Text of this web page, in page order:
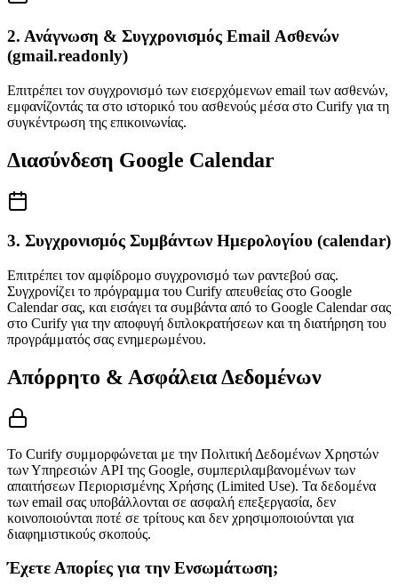
2. Ανάγνωση & Συγχρονισμός Email Ασθενών
(gmail.readonly)
Επιτρέπει τον συγχρονισμό των εισερχόμενων email των ασθενών,
εμφανίζοντάς τα στο ιστορικό του ασθενούς μέσα στο Curify για τη
συγκέντρωση της επικοινωνίας.
Διασύνδεση Google Calendar
3. Συγχρονισμός Συμβάντων Ημερολογίου (calendar)
Επιτρέπει τον αμφίδρομο συγχρονισμό των ραντεβού σας.
Συγχρονίζει το πρόγραμμα του Curify απευθείας στο Google
Calendar σας, και εισάγει τα συμβάντα από το Google Calendar σας
στο Curify για την αποφυγή διπλοκρατήσεων και τη διατήρηση του
προγράμματός σας ενημερωμένου.
Απόρρητο & Ασφάλεια Δεδομένων
Το Curify συμμορφώνεται με την Πολιτική Δεδομένων Χρηστών
των Υπηρεσιών API της Google, συμπεριλαμβανομένων των
απαιτήσεων Περιορισμένης Χρήσης (Limited Use). Τα δεδομένα
των email σας υποβάλλονται σε ασφαλή επεξεργασία, δεν
κοινοποιούνται ποτέ σε τρίτους και δεν χρησιμοποιούνται για
διαφημιστικούς σκοπούς.
Έχετε Απορίες για την Ενσωμάτωση;